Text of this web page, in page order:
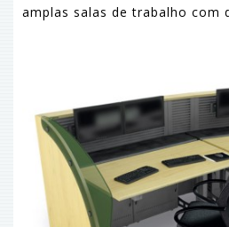
amplas salas de trabalho com